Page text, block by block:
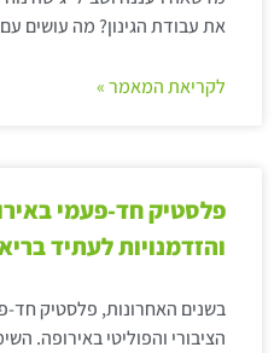
את עבודת הגינון? מה עושים
לקריאת המאמר »
פלסטיק חד-פעמי
והזדמנויות לעתיד
בשנים האחרונות, פלסטיק חד-
הציבורי והפוליטי באירופה.